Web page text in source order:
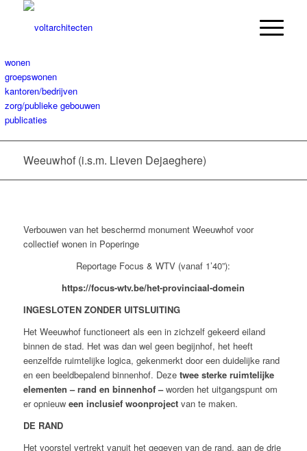
wonen
groepswonen
kantoren/bedrijven
zorg/publieke gebouwen
publicaties
Weeuwhof (i.s.m. Lieven Dejaeghere)
Verbouwen van het beschermd monument Weeuwhof voor
collectief wonen in Poperinge
Reportage Focus & WTV (vanaf 1’40”):
https://focus-wtv.be/het-provinciaal-domein
INGESLOTEN ZONDER UITSLUITING
Het Weeuwhof functioneert als een in zichzelf gekeerd eiland
binnen de stad. Het was dan wel geen begijnhof, het heeft
eenzelfde ruimtelijke logica, gekenmerkt door een duidelijke rand
en een beeldbepalend binnenhof. Deze twee sterke ruimtelijke
elementen –rand en binnenhof –worden het uitgangspunt om
er opnieuw een inclusief woonprojectvan te maken.
DE RAND
Het voorstel vertrekt vanuit het gegeven van de rand, aan de drie